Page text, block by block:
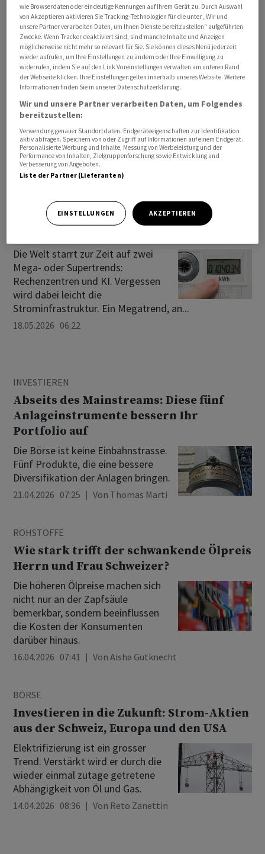
PUBLIREPORTAGE
In die Zukunft der Strominfrastruktur
investieren
Die Modernisierung der globalen
Strominfrastruktur gewinnt an
Dringlichkeit, denn die bestehenden
Netze stossen zunehmend an ihre
Grenzen. Das ZKB...
18.05.2026 07:00
ZKB STROMINFRASTRUKTUR
Strominfrastruktur – noch ein
Die Welt starrt zur Zeit auf zwei
Mega- oder Supertrends:
Rechenzentren und KI. Vergessen
wird dabei leicht die
Strominfrastruktur. Ein Megatrend, an...
18.05.2026 06:22
INVESTIEREN
Abseits des Mainstreams: Diese fünf
Anlageinstrumente bessern Ihr
Portfolio auf
Die Börse ist keine Einbahnstrasse.
Fünf Produkte, die eine bessere
Diversifikation der Anlagen bringen.
21.04.2026 07:25 Von Thomas Marti
ROHSTOFFE
Wie stark trifft der schwankende Ölpreis
Herrn und Frau Schweizer?
Die höheren Ölpreise machen sich
nicht nur an der Zapfsäule
bemerkbar, sondern beeinflussen
die Kosten der Konsumenten
darüber hinaus.
16.04.2026 07:41 Von Aisha Gutknecht
BÖRSE
Investieren in die Zukunft: Strom-Aktien
aus der Schweiz, Europa und den USA
Elektrifizierung ist ein grosser
Trend. Verstärkt wird er durch die
wieder einmal zutage getretene
Abhängigkeit von Öl und Gas.
14.04.2026 08:36 Von Reto Zanettin
wie Browserdaten oder eindeutige Kennungen auf Ihrem Gerät zu. Durch Auswahl
von Akzeptieren aktivieren Sie Tracking-Technologien für die unter „Wir und
unsere Partner verarbeiten Daten, um Ihnen Dienste bereitzustellen“ aufgeführten
Zwecke. Wenn Tracker deaktiviert sind, sind manche Inhalte und Anzeigen
möglicherweise nicht mehr so relevant für Sie. Sie können dieses Menü jederzeit
wieder aufrufen, um Ihre Einstellungen zu ändern oder Ihre Einwilligung zu
widerrufen, indem Sie auf den Link Voreinstellungen verwalten am unteren Rand
der Webseite klicken. Ihre Einstellungen gelten innerhalb unseres Website. Weitere
Informationen finden Sie in unserer Datenschutzerklärung.
Wir und unsere Partner verarbeiten Daten, um Folgendes
bereitzustellen:
Verwendung genauer Standortdaten. Endgeräteeigenschaften zur Identifikation
aktiv abfragen. Speichern von oder Zugriff auf Informationen auf einem Endgerät.
Personalisierte Werbung und Inhalte, Messung von Werbeleistung und der
Performance von Inhalten, Zielgruppenforschung sowie Entwicklung und
Verbesserung von Angeboten.
Liste der Partner (Lieferanten)
EINSTELLUNGEN AKZEPTIEREN